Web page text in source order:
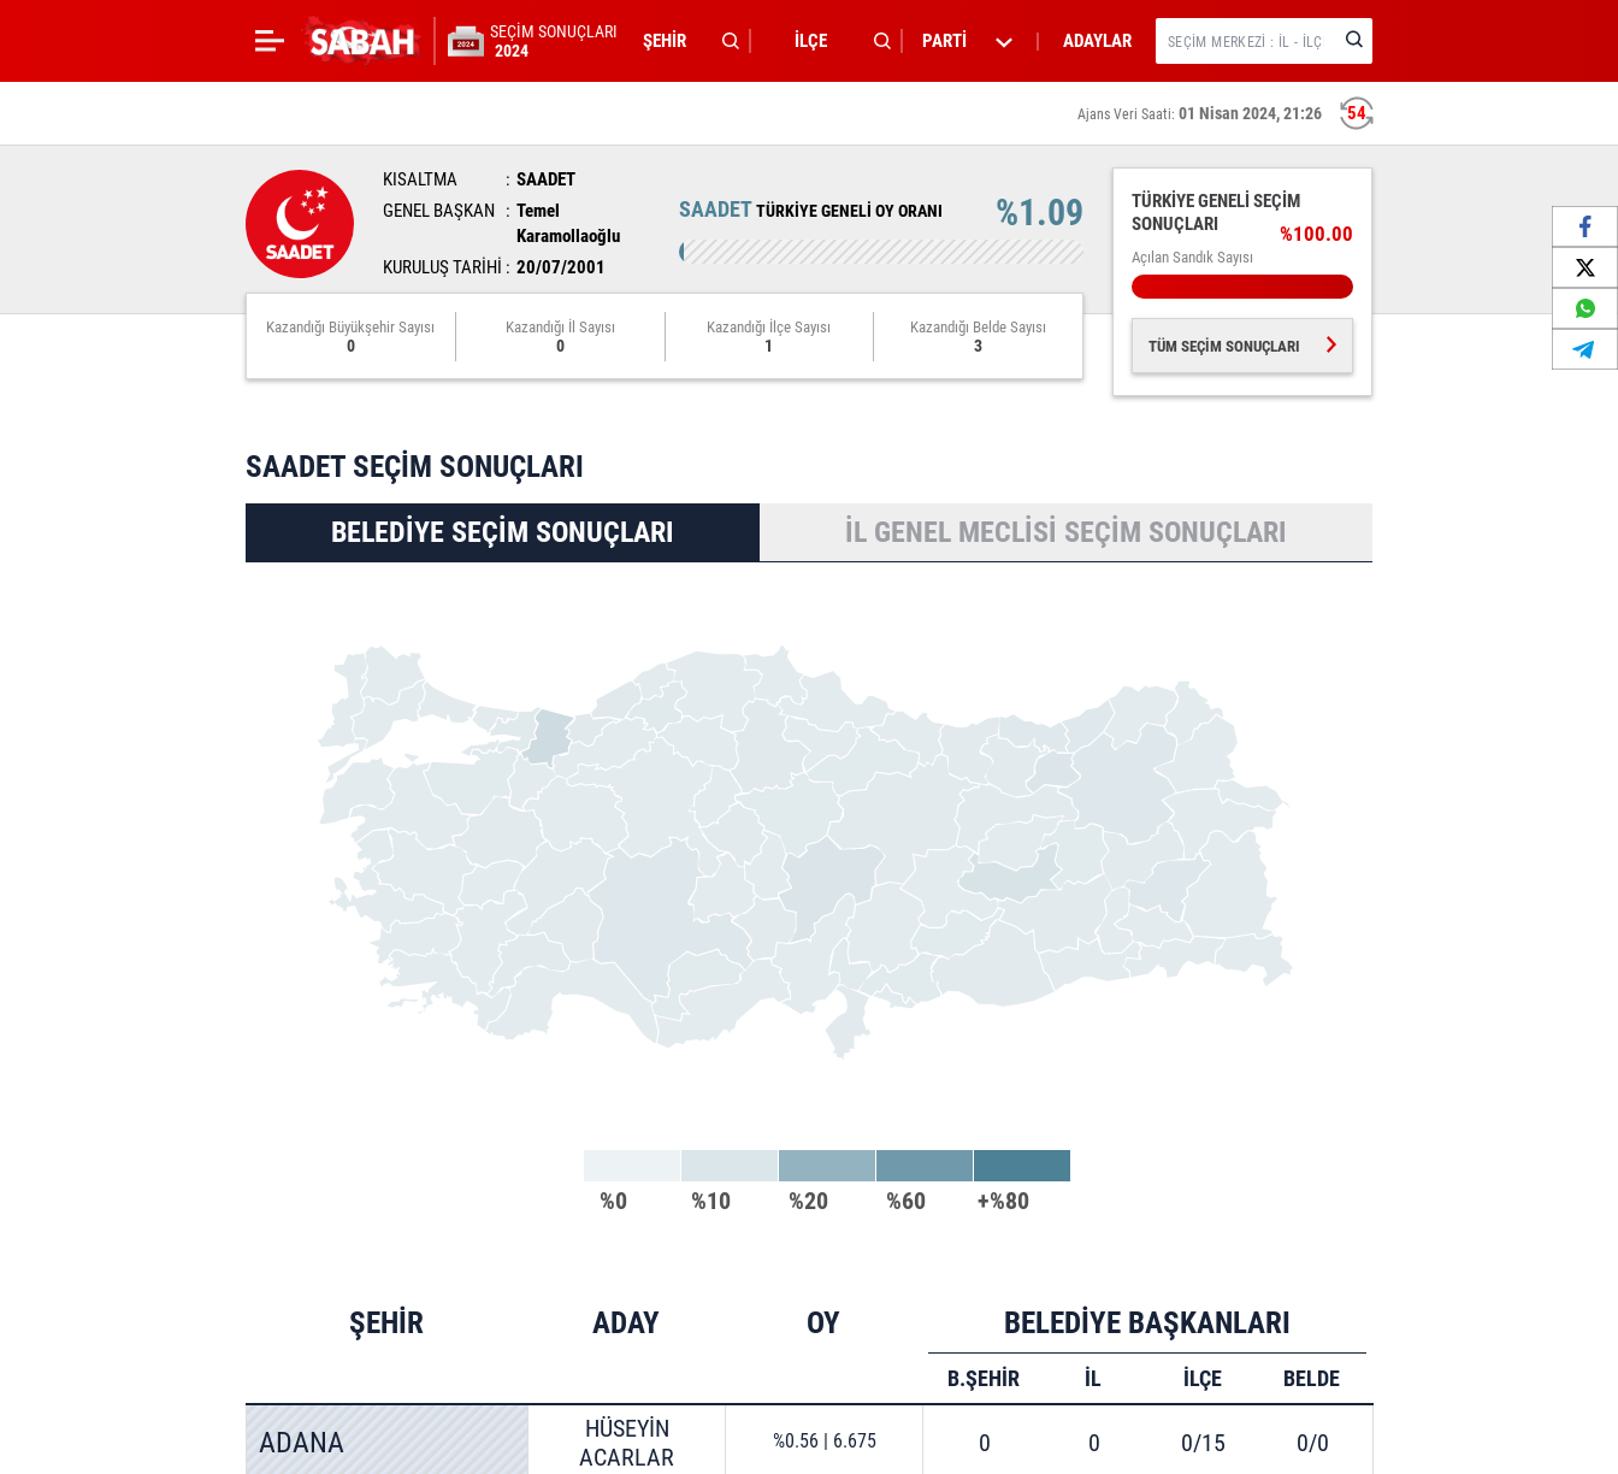
SEÇİM SONUÇLARI
2024
PARTİ ADAYLAR
54
Ajans Veri Saati: 01 Nisan 2024, 21:26
KISALTMA
SAADET
GENEL BAŞKAN
Temel
Karamollaoğlu
KURULUŞ TARİHİ
20/07/2001
SAADETTÜRKİYE GENELİ OY ORANI %1.09
Kazandığı Büyükşehir Sayısı
0
Kazandığı İl Sayısı
0
Kazandığı İlçe Sayısı
1
Kazandığı Belde Sayısı
3
TÜRKİYE GENELİ SEÇİM
SONUÇLARI
Açılan Sandık Sayısı
%100.00
TÜM SEÇİM SONUÇLARI
SAADET SEÇİM SONUÇLARI
BELEDİYE SEÇİM SONUÇLARI İL GENEL MECLİSİ SEÇİM SONUÇLARI
%0 %10 %20 %60 +%80
ŞEHİR ADAY OY BELEDİYE BAŞKANLARI
B.ŞEHİR İL İLÇE BELDE
ADANA
HÜSEYİN
ACARLAR
%0.56 6.675 0 0 0/15 0/0